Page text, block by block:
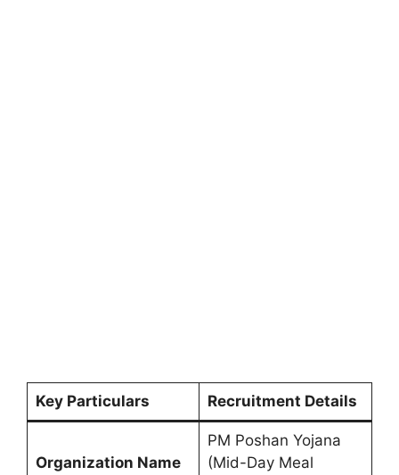
Key Particulars Recruitment Details
Organization Name
PM Poshan Yojana
(Mid-Day Meal